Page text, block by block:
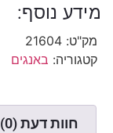
מידע נוסף:
מק"ט: 21604
קטגוריה: באנגים
חוות דעת (0)